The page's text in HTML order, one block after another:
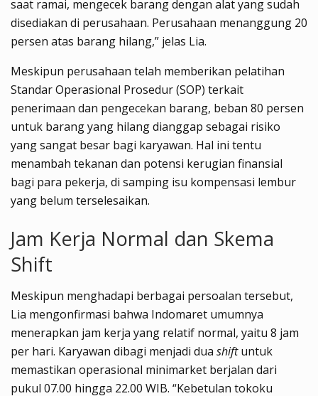
saat ramai, mengecek barang dengan alat yang sudah
disediakan di perusahaan. Perusahaan menanggung 20
persen atas barang hilang,” jelas Lia.
Meskipun perusahaan telah memberikan pelatihan
Standar Operasional Prosedur (SOP) terkait
penerimaan dan pengecekan barang, beban 80 persen
untuk barang yang hilang dianggap sebagai risiko
yang sangat besar bagi karyawan. Hal ini tentu
menambah tekanan dan potensi kerugian finansial
bagi para pekerja, di samping isu kompensasi lembur
yang belum terselesaikan.
Jam Kerja Normal dan Skema
Shift
Meskipun menghadapi berbagai persoalan tersebut,
Lia mengonfirmasi bahwa Indomaret umumnya
menerapkan jam kerja yang relatif normal, yaitu 8 jam
per hari. Karyawan dibagi menjadi dua shiftuntuk
memastikan operasional minimarket berjalan dari
pukul 07.00 hingga 22.00 WIB. “Kebetulan tokoku